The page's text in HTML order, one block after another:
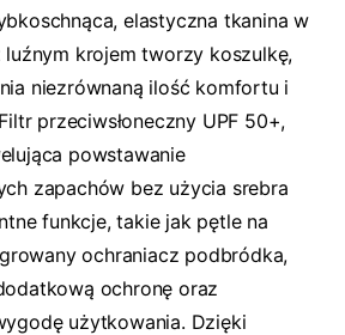
elastyczna tkanina w
luźnym krojem tworzy koszulkę,
niezrównaną ilość komfortu i
przeciwsłoneczny UPF 50+,
powstawanie
zapachów bez użycia srebra
funkcje, takie jak pętle na
ochraniacz podbródka,
ochronę oraz
użytkowania. Dzięki